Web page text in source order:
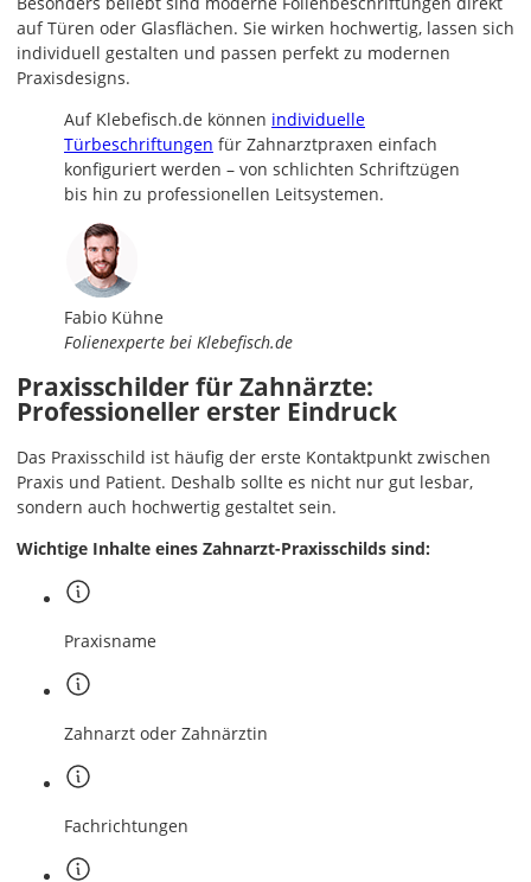
auf Türen oder Glasflächen. Sie wirken hochwertig, lassen sich
individuell gestalten und passen perfekt zu modernen
Praxisdesigns.
Auf Klebefisch.de können individuelle
Türbeschriftungen für Zahnarztpraxen einfach
konfiguriert werden – von schlichten Schriftzügen
bis hin zu professionellen Leitsystemen.
Fabio Kühne
Folienexperte bei Klebefisch.de
Praxisschilder für Zahnärzte:
Professioneller erster Eindruck
Das Praxisschild ist häufig der erste Kontaktpunkt zwischen
Praxis und Patient. Deshalb sollte es nicht nur gut lesbar,
sondern auch hochwertig gestaltet sein.
Wichtige Inhalte eines Zahnarzt-Praxisschilds sind:
Praxisname
Zahnarzt oder Zahnärztin
Fachrichtungen